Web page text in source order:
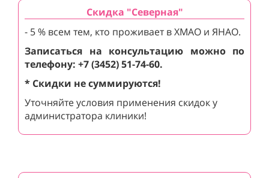
Скидка "Северная"
- 5 % всем тем, кто проживает в ХМАО и ЯНАО.
Записаться на консультацию можно по
телефону: +7 (3452) 51-74-60.
* Скидки не суммируются!
Уточняйте условия применения скидок у
администратора клиники!